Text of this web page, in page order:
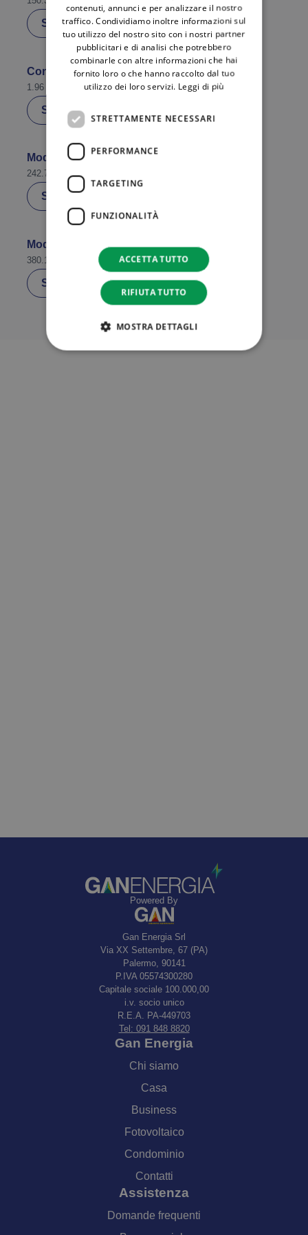
Scarica
Condizioni Generali di Fornitura Vulnerabili
1.96 MB
Scarica
Modulo richiesta prescrizione importi
242.73 KB
Scarica
Modulo Autocertificazione vulnerabilità gas
380.17 KB
Scarica
Powered By
Gan Energia Srl
Via XX Settembre, 67 (PA)
Palermo, 90141
P.IVA 05574300280
Capitale sociale 100.000,00
i.v. socio unico
R.E.A. PA-449703
Tel: 091 848 8820
Gan Energia
Chi siamo
Casa
Business
Fotovoltaico
Condominio
Contatti
Assistenza
Domande frequenti
contenuti, annunci e per analizzare il nostro
traffico. Condividiamo inoltre informazioni sul
tuo utilizzo del nostro sito con i nostri partner
pubblicitari e di analisi che potrebbero
combinarle con altre informazioni che hai
fornito loro o che hanno raccolto dal tuo
utilizzo dei loro servizi. Leggi di più
STRETTAMENTE NECESSARI
PERFORMANCE
TARGETING
FUNZIONALITÀ
ACCETTA TUTTO
RIFIUTA TUTTO
MOSTRA DETTAGLI